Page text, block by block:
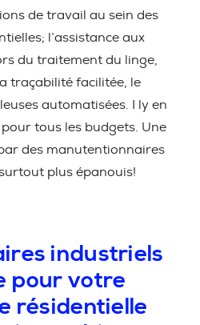
de travail au sein des
l’assistance aux
du traitement du linge,
traçabilité facilitée, le
automatisées. I ly en
tous les budgets. Une
des manutentionnaires
plus épanouis!
industriels
pour votre
résidentielle